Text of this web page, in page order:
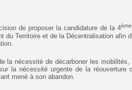
de proposer la candidature de la 4ème
du Territoire et de la Décentralisation afin
la nécessité de décarboner les mobilités,
la nécessité urgente de la réouverture
mené à son abandon.